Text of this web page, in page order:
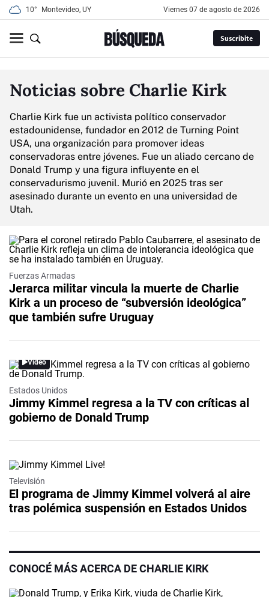
10° Montevideo, UY viernes 07 de agosto de 2026
Suscribite
Noticias sobre Charlie Kirk
Charlie Kirk fue un activista político conservador
estadounidense, fundador en 2012 de Turning Point
USA, una organización para promover ideas
conservadoras entre jóvenes. Fue un aliado cercano de
Donald Trump y una figura influyente en el
conservadurismo juvenil. Murió en 2025 tras ser
asesinado durante un evento en una universidad de
Utah.
Fuerzas Armadas
Jerarca militar vincula la muerte de Charlie
Kirk a un proceso de “subversión ideológica”
que también sufre Uruguay
Video
Estados Unidos
Jimmy Kimmel regresa a la TV con críticas al
gobierno de Donald Trump
Televisión
El programa de Jimmy Kimmel volverá al aire
tras polémica suspensión en Estados Unidos
CONOCÉ MÁS ACERCA DE CHARLIE KIRK